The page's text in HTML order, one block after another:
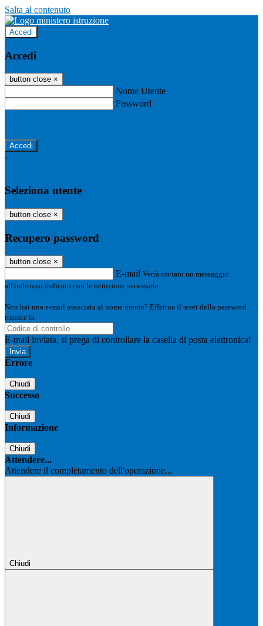
Salta al contenuto
Accedi
Accedi
button close ×
Nome Utente
Password
-
Seleziona utente
button close ×
Recupero password
button close ×
E-mail Verrà inviato un messaggio
all'indirizzo indicato con le istruzioni necessarie.
Non hai una e-mail associata al nome utente? Effettua il reset della password
tramite la
E-mail inviata, si prega di controllare la casella di posta elettronica!
Errore
Chiudi
Successo
Chiudi
Informazione
Chiudi
Attendere...
Attendere il completamento dell'operazione...
Chiudi